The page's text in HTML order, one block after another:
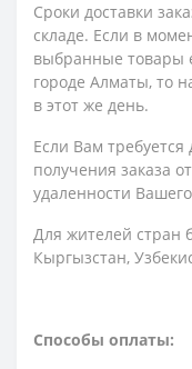
Сроки доставки
складе. Если в
выбранные товары
городе Алматы, то
в этот же день.
Если Вам требуется
получения заказа
удаленности
Для жителей стран
Кыргызстан,
Способы оплаты: